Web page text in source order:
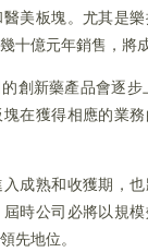
美板塊。尤其是
十億元年銷售，將
創新藥產品會逐
在獲得相應的業
成熟和收獲期，
時公司必將以規
先地位。